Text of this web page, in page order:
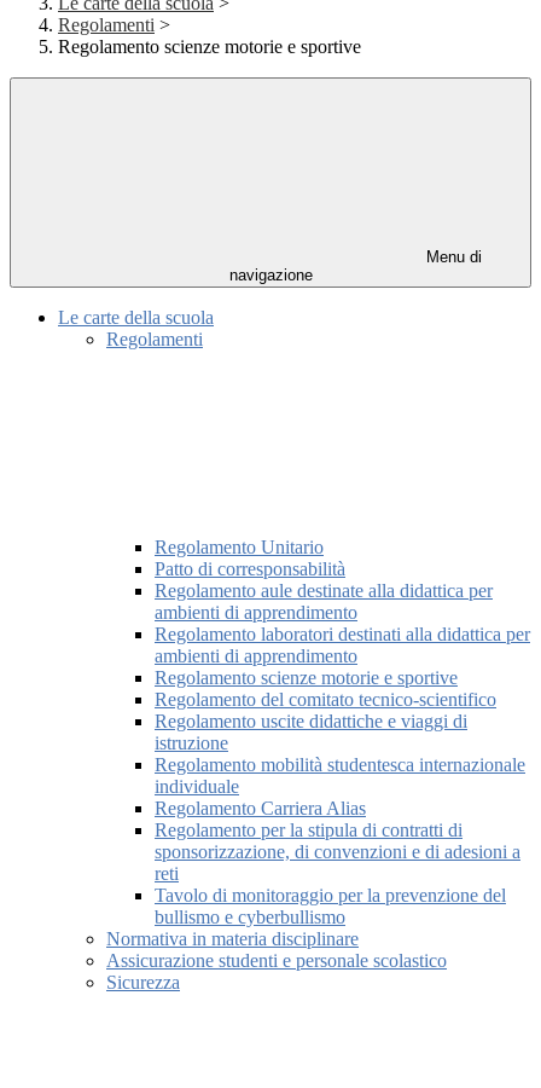
Regolamenti >
Regolamento scienze motorie e sportive
Menu di
navigazione
Le carte della scuola
Regolamenti
Regolamento Unitario
Patto di corresponsabilità
Regolamento aule destinate alla didattica per
ambienti di apprendimento
Regolamento laboratori destinati alla didattica per
ambienti di apprendimento
Regolamento scienze motorie e sportive
Regolamento del comitato tecnico-scientifico
Regolamento uscite didattiche e viaggi di
istruzione
Regolamento mobilità studentesca internazionale
individuale
Regolamento Carriera Alias
Regolamento per la stipula di contratti di
sponsorizzazione, di convenzioni e di adesioni a
reti
Tavolo di monitoraggio per la prevenzione del
bullismo e cyberbullismo
Normativa in materia disciplinare
Assicurazione studenti e personale scolastico
Sicurezza